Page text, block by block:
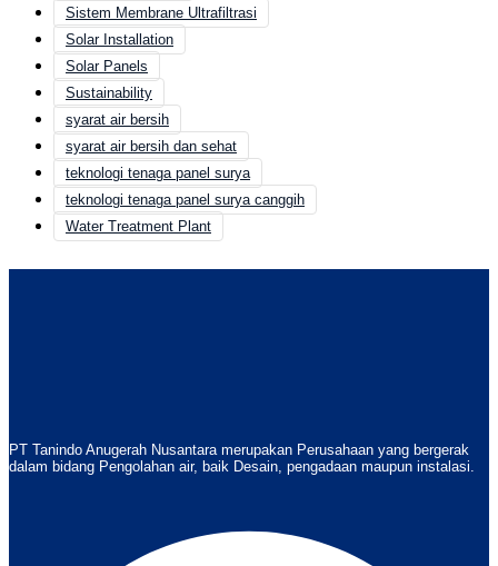
Sistem Membrane Ultrafiltrasi
Solar Installation
Solar Panels
Sustainability
syarat air bersih
syarat air bersih dan sehat
teknologi tenaga panel surya
teknologi tenaga panel surya canggih
Water Treatment Plant
PT Tanindo Anugerah Nusantara merupakan Perusahaan yang bergerak
dalam bidang Pengolahan air, baik Desain, pengadaan maupun instalasi.